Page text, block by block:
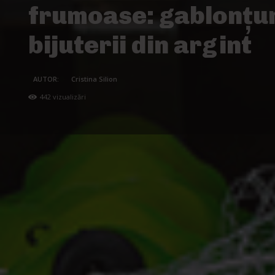
frumoase:
bijuterii din argint
AUTOR:
Cristina Silion
442 vizualizări